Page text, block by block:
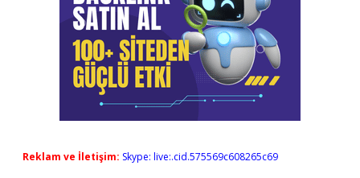
Reklam ve İletişim: Skype: live:.cid.575569c608265c69